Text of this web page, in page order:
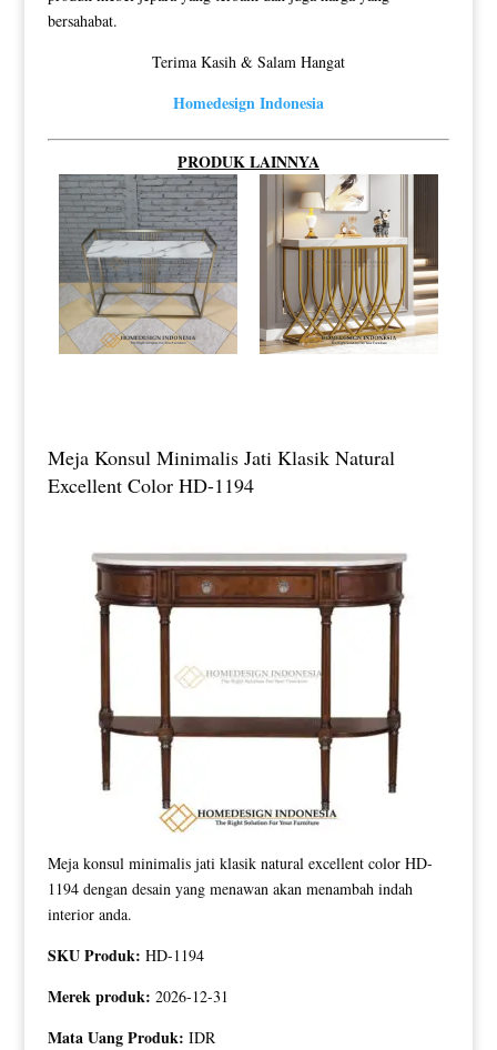
bersahabat.
Terima Kasih & Salam Hangat
Homedesign Indonesia
PRODUK LAINNYA
Meja Konsul Minimalis Jati Klasik Natural
Excellent Color HD-1194
Meja konsul minimalis jati klasik natural excellent color HD-
1194 dengan desain yang menawan akan menambah indah
interior anda.
SKU Produk: HD-1194
Merek produk: 2026-12-31
Mata Uang Produk: IDR